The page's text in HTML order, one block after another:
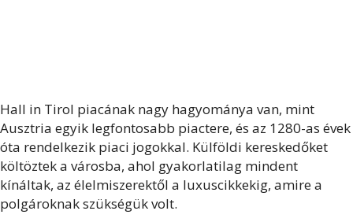
Hall in Tirol piacának nagy hagyománya van, mint
Ausztria egyik legfontosabb piactere, és az 1280-as évek
óta rendelkezik piaci jogokkal. Külföldi kereskedőket
költöztek a városba, ahol gyakorlatilag mindent
kínáltak, az élelmiszerektől a luxuscikkekig, amire a
polgároknak szükségük volt.